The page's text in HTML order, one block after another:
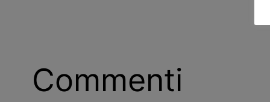
Commenti